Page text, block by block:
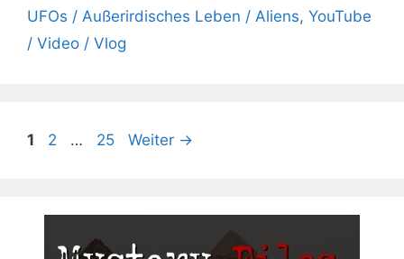
UFOs / Außerirdisches Leben / Aliens, YouTube
/ Video / Vlog
Seite
1 Seite
2 … Seite
25 Weiter →